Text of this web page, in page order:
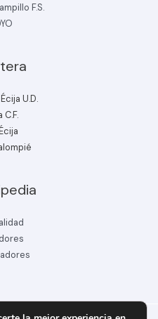
F.S.
U.D.
C.F.